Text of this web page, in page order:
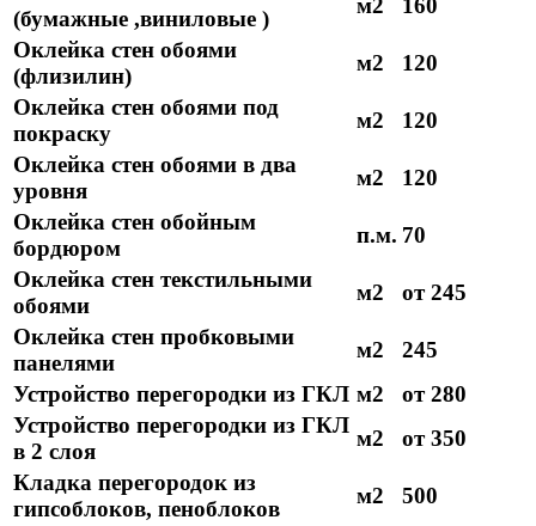
(бумажные ,виниловые )
м2
160
Оклейка стен обоями
(флизилин)
м2
120
Оклейка стен обоями под
покраску
м2
120
Оклейка стен обоями в два
уровня
м2
120
Оклейка стен обойным
бордюром
п.м. 70
Оклейка стен текстильными
обоями
м2
от 245
Оклейка стен пробковыми
панелями
м2
245
Устройство перегородки из ГКЛ м2
от 280
Устройство перегородки из ГКЛ
в 2 слоя
м2
от 350
Кладка перегородок из
гипсоблоков, пеноблоков
м2
500